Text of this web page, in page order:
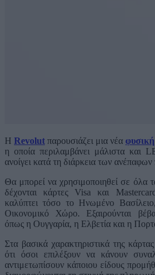
Η Revolut παρουσιάζει μια νέα
η οποία περιλαμβάνει μάλιστα και
ανοίγει κατά τη διάρκεια των
Θα μπορεί να χρησιμοποιηθεί σε όλα
δέχονται κάρτες Visa και
καλύπτει τόσο το Ηνωμένο
Οικονομικό Χώρο. Εξαιρούνται
όπως η Ουγγαρία, η Ελβετία και η
Στα βασικά χαρακτηριστικά της
ότι όσοι επιλέξουν να κάνουν
αντιμετωπίσουν κάποιου είδους